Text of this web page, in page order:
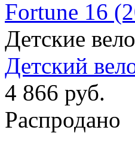
Детские
Детский
4 866 руб.
Распродано